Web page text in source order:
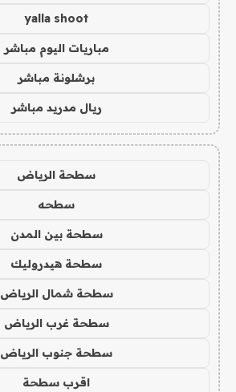
yalla shoot
مباريات اليوم مباشر
برشلونة مباشر
ريال مدريد مباشر
سطحة الرياض
سطحه
سطحة بين المدن
سطحة هيدروليك
سطحة شمال الرياض
سطحة غرب الرياض
سطحة جنوب الرياض
اقرب سطحة